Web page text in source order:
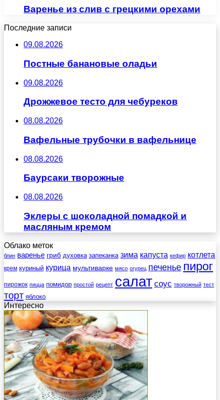
Варенье из слив с грецкими орехами
Последние записи
09.08.2026
Постные банановые оладьи
09.08.2026
Дрожжевое тесто для чебуреков
08.08.2026
Вафельные трубочки в вафельнице
08.08.2026
Баурсаки творожные
08.08.2026
Эклеры с шоколадной помадкой и
масляным кремом
Облако меток
блин варенье гриб духовка запеканка зима капуста кефир котлета
крем куриный курица мультиварке мясо огурец печенье пирог
пирожок пицца помидор простой рецепт салат соус творожный тест
торт яблоко
Интересно